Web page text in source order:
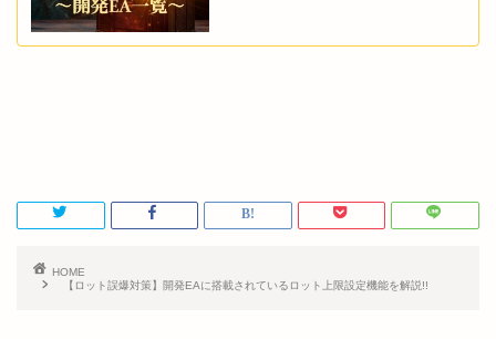
HOME
【ロット誤爆対策】開発EAに搭載されているロット上限設定機能を解説!!